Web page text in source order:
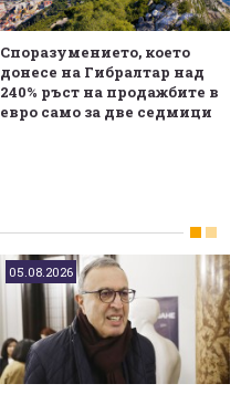
Споразумението, което
донесе на Гибралтар над
240% ръст на продажбите в
евро само за две седмици
05.08.2026